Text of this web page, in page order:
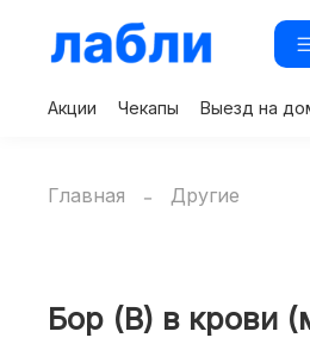
Акции Чекапы Выезд на
Главная Другие
Бор (B) в крови